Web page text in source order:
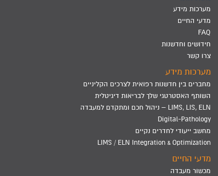
מערכות מידע
מדעי החיים
FAQ
חידושים וחדשנות
צרו קשר
מערכות מידע
מחברים בין חדשנות רפואית לצרכים הקליניים
השותף האסטרטגי שלך לבריאות דיגיטלית
LIMS, LIS, ELN – ניהול חכם ומתקדם למעבדה
Digital-Pathology
מחשב ייעודי לחדרים נקיים
LIMS / ELN Integration & Optimization
מדעי החיים
מכשור מעבדה